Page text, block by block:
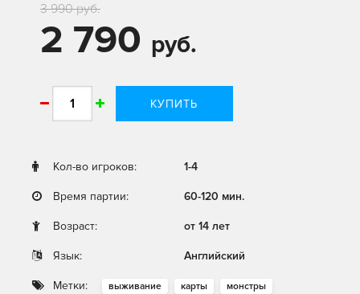
2 790 руб.
3 990 руб.
КУПИТЬ
Кол-во игроков: 1-4
Время партии: 60-120 мин.
Возраст: от 14 лет
Язык: Английский
Метки: выживание карты
монстры